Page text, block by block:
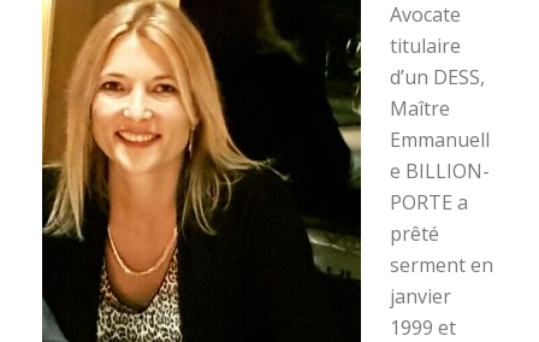
Avocate
titulaire
d’un DESS,
Maître
Emmanuell
e BILLION-
PORTE a
prêté
serment en
janvier
1999 et